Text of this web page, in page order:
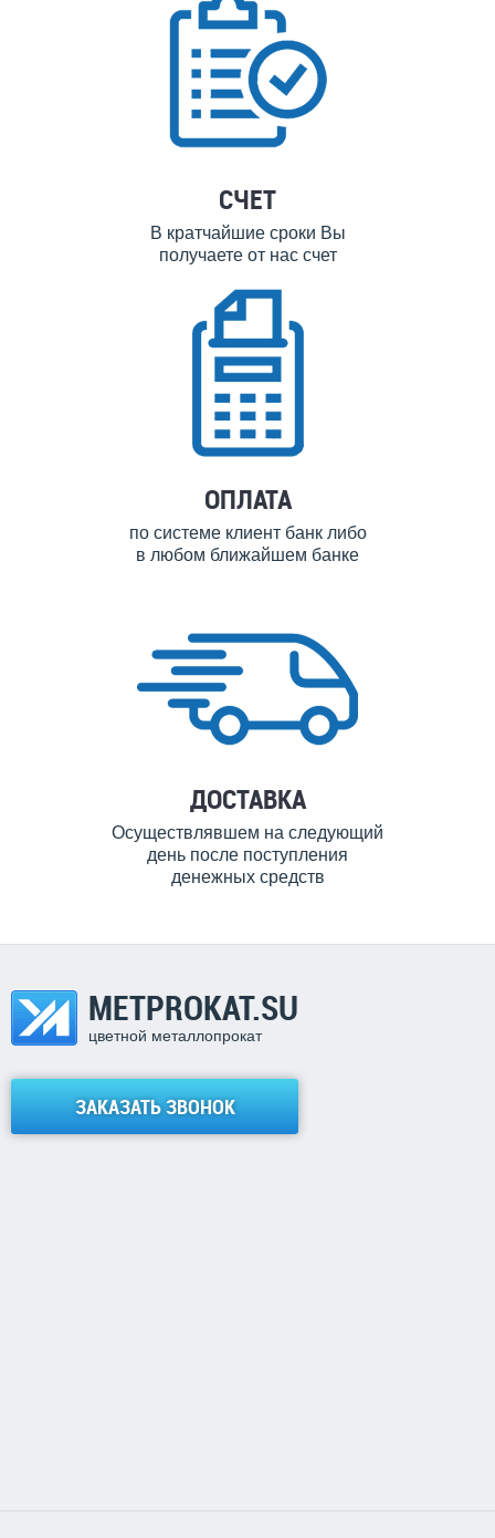
СЧЕТ
В кратчайшие сроки Вы
получаете от нас счет
ОПЛАТА
по системе клиент банк либо
в любом ближайшем банке
ДОСТАВКА
Осуществлявшем на следующий
день после поступления
денежных средств
METPROKAT.SU
цветной металлопрокат
ЗАКАЗАТЬ ЗВОНОК